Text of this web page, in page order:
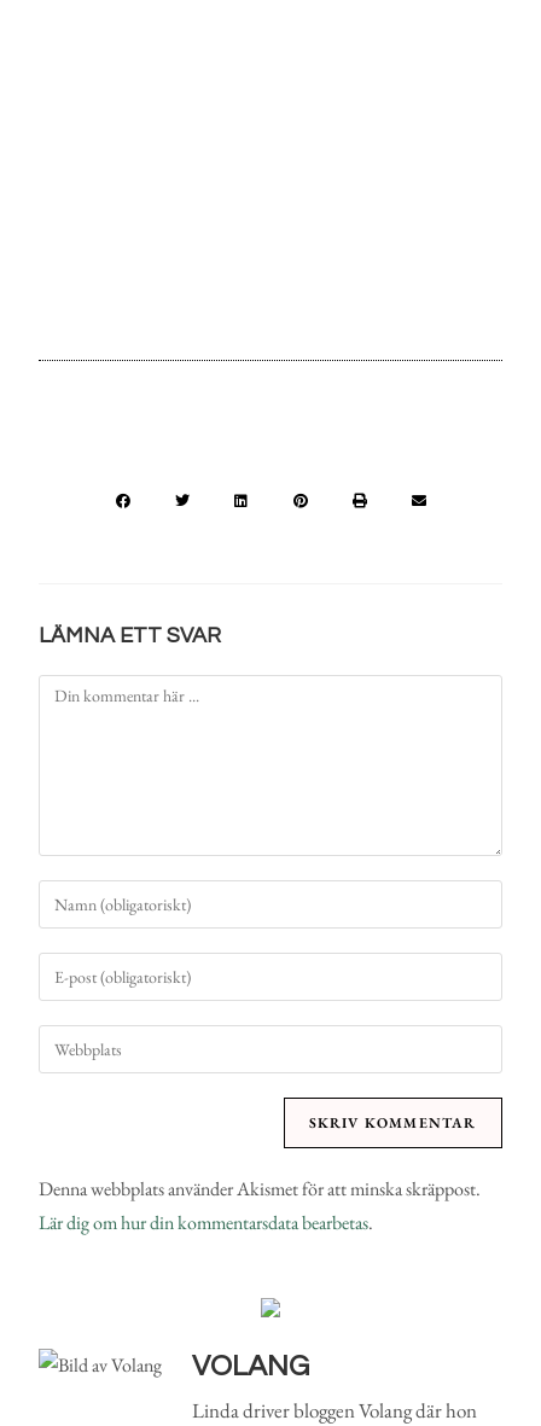
LÄMNA ETT SVAR
Denna webbplats använder Akismet för att minska skräppost.
Lär dig om hur din kommentarsdata bearbetas.
VOLANG
Linda driver bloggen Volang där hon